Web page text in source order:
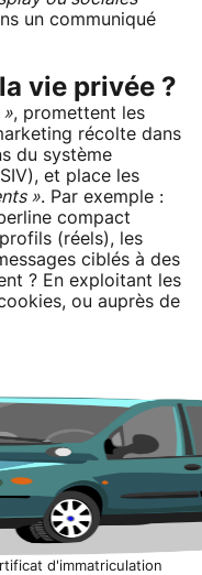
un communiqué
vie privée ?
», promettent les
récolte dans
du système
et place les
». Par exemple :
compact
(réels), les
ciblés à des
? En exploitant les
ou auprès de
d'immatriculation